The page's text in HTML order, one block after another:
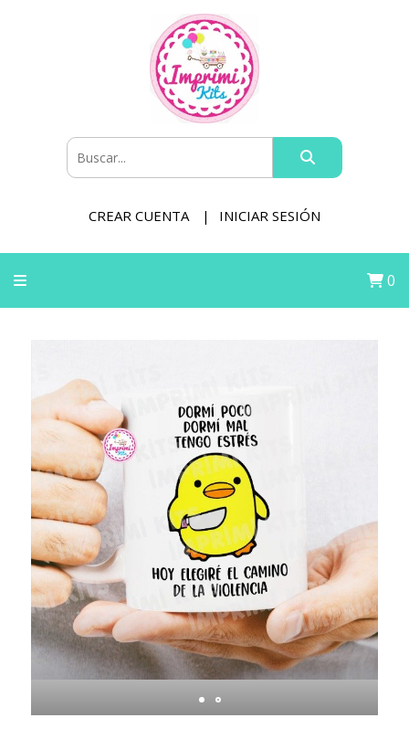
CREAR CUENTA INICIAR SESIÓN
0